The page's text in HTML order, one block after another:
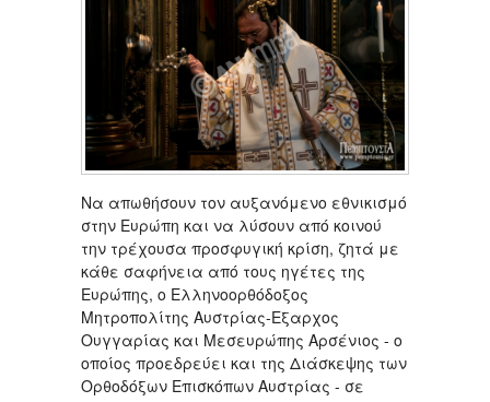
Να απωθήσουν τον αυξανόμενο εθνικισμό
στην Ευρώπη και να λύσουν από κοινού
την τρέχουσα προσφυγική κρίση, ζητά με
κάθε σαφήνεια από τους ηγέτες της
Ευρώπης, ο Ελληνοορθόδοξος
Μητροπολίτης Αυστρίας-Εξαρχος
Ουγγαρίας και Μεσευρώπης Αρσένιος - ο
οποίος προεδρεύει και της Διάσκεψης των
Ορθοδόξων Επισκόπων Αυστρίας - σε